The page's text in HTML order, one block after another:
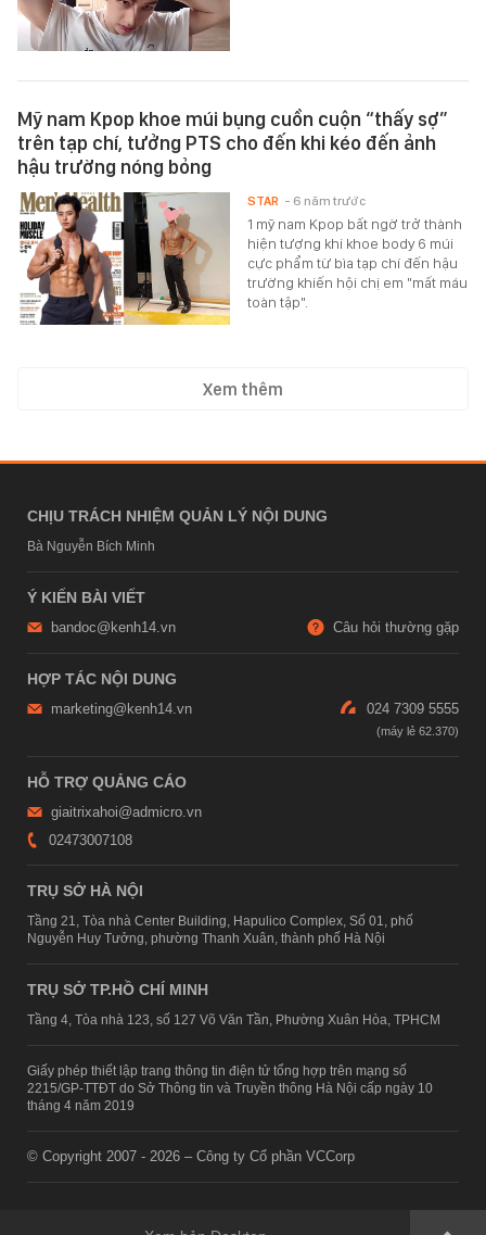
Mỹ nam Kpop khoe múi bụng cuồn cuộn “thấy sợ”
trên tạp chí, tưởng PTS cho đến khi kéo đến ảnh
hậu trường nóng bỏng
1 mỹ nam Kpop bất ngờ trở thành
hiện tượng khi khoe body 6 múi
cực phẩm từ bìa tạp chí đến hậu
trường khiến hội chị em "mất máu
toàn tập".
STAR - 6 năm trước
Xem thêm
CHỊU TRÁCH NHIỆM QUẢN LÝ NỘI DUNG
Bà Nguyễn Bích Minh
Ý KIẾN BÀI VIẾT
bandoc@kenh14.vn Câu hỏi thường gặp
HỢP TÁC NỘI DUNG
marketing@kenh14.vn 024 7309 5555
HỖ TRỢ QUẢNG CÁO
giaitrixahoi@admicro.vn
02473007108
TRỤ SỞ HÀ NỘI
Tầng 21, Tòa nhà Center Building, Hapulico Complex, Số 01, phố
Nguyễn Huy Tưởng, phường Thanh Xuân, thành phố Hà Nội
TRỤ SỞ TP.HỒ CHÍ MINH
Tầng 4, Tòa nhà 123, số 127 Võ Văn Tần, Phường Xuân Hòa, TPHCM
Giấy phép thiết lập trang thông tin điện tử tổng hợp trên mạng số
2215/GP-TTĐT do Sở Thông tin và Truyền thông Hà Nội cấp ngày 10
tháng 4 năm 2019
© Copyright 2007 - 2026 – Công ty Cổ phần VCCorp